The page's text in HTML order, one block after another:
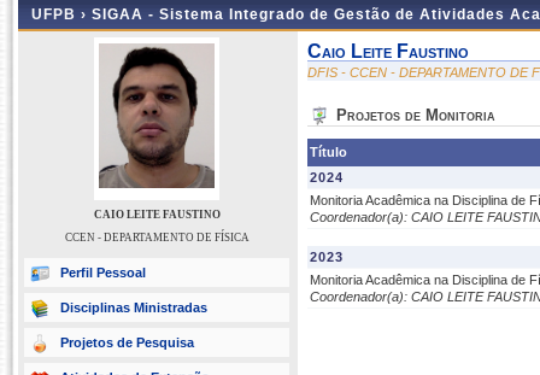
UFPB › SIGAA - Sistema Integrado de Gestão de Atividades
CAIO LEITE FAUSTINO
CCEN - DEPARTAMENTO DE FÍSICA
Perfil Pessoal
Disciplinas Ministradas
Projetos de Pesquisa
Caio Leite Faustino
DFIS - CCEN - DEPARTAMENTO DE
Projetos de Monitoria
Título
2024
Monitoria Acadêmica na Disciplina de
Coordenador(a): CAIO LEITE
2023
Monitoria Acadêmica na Disciplina de
Coordenador(a): CAIO LEITE